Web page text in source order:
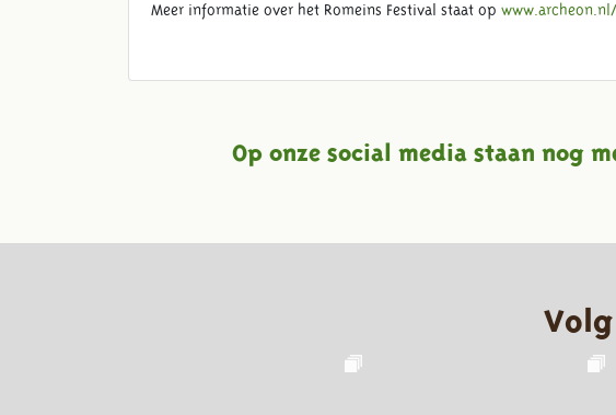
Meer informatie over het Romeins Festival staat op
Op onze social media staan nog
Volg